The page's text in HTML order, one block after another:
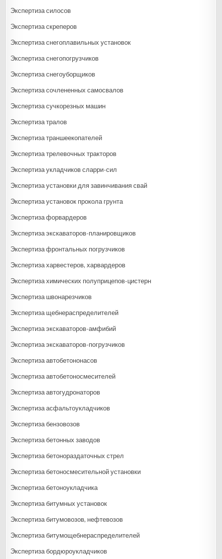
Экспертиза силосов
Экспертиза скреперов
Экспертиза снегоплавильных установок
Экспертиза снегопогрузчиков
Экспертиза снегоуборщиков
Экспертиза сочлененных самосвалов
Экспертиза сучкорезных машин
Экспертиза тралов
Экспертиза траншеекопателей
Экспертиза трелевочных тракторов
Экспертиза укладчиков сларри-сил
Экспертиза установки для завинчивания свай
Экспертиза установок прокола грунта
Экспертиза форвардеров
Экспертиза экскаваторов-планировщиков
Экспертиза фронтальных погрузчиков
Экспертиза харвестеров, харвардеров
Экспертиза химических полуприцепов-цистерн
Экспертиза швонарезчиков
Экспертиза щебнераспределителей
Экспертиза экскаваторов-амфибий
Экспертиза экскаваторов-погрузчиков
Экспертиза автобетононасов
Экспертиза автобетоносмесителей
Экспертиза автогудронаторов
Экспертиза асфальтоукладчиков
Экспертиза бензовозов
Экспертиза бетонных заводов
Экспертиза бетонораздаточных стрел
Экспертиза бетоносмесительной установки
Экспертиза бетоноукладчика
Экспертиза битумных установок
Экспертиза битумовозов, нефтевозов
Экспертиза битумощебнераспределителей
Экспертиза бордюроукладчиков